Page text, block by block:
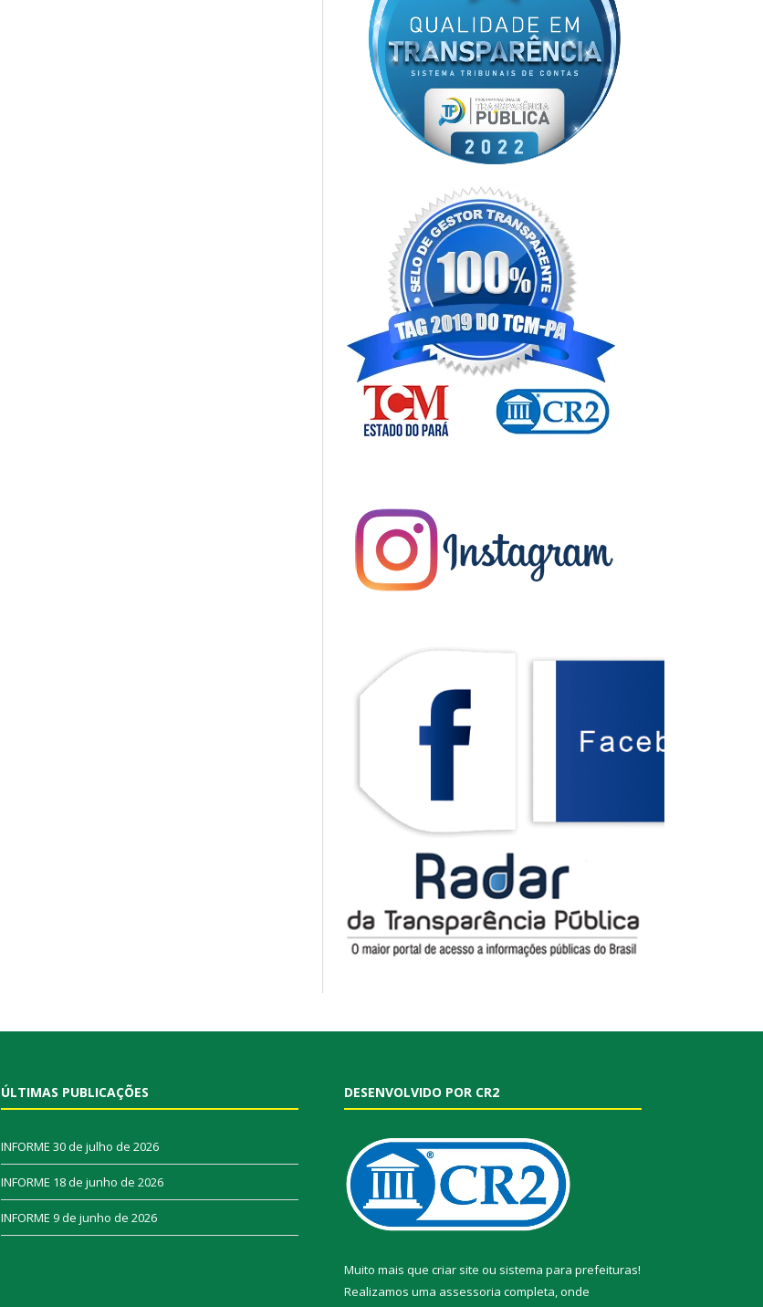
ÚLTIMAS PUBLICAÇÕES
INFORME 30 de julho de 2026
INFORME 18 de junho de 2026
INFORME 9 de junho de 2026
DESENVOLVIDO POR CR2
Muito mais que criar site ou sistema para prefeituras!
Realizamos uma assessoria completa, onde